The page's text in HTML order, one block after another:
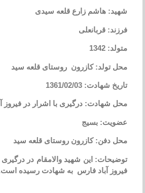
شهید: هاشم زارع قلعه سیدی
فرزند: قربانعلی
متولد: 1342
محل تولد: کازرون روستای قلعه سید
تاریخ شهادت: 1361/02/03
محل شهادت: درگیری با اشرار در فیروز
عضویت: بسیج
محل دفن: کازرون روستای قلعه سید
توضیحات: این شهید والامقام در درگیری
فیروز آباد فارس به شهادت رسیده